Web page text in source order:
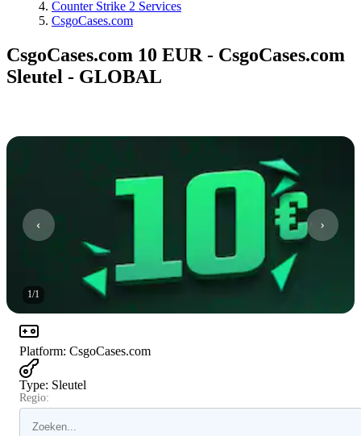
Counter Strike 2 Services
CsgoCases.com
CsgoCases.com 10 EUR - CsgoCases.com
Sleutel - GLOBAL
1/1
Platform: CsgoCases.com
Type: Sleutel
Regio: